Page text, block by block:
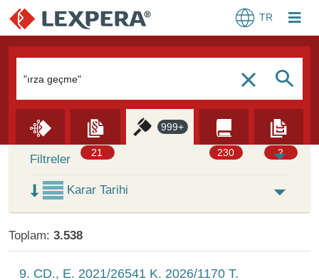
TR
c S
21
999+
230 2
Skip to Search Results
Filtreler
Karar Tarihi
Toplam: 3.538
9. CD., E. 2021/26541 K. 2026/1170 T.